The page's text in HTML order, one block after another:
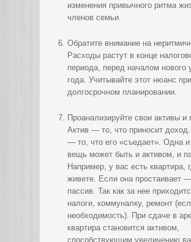
изменения привычного ритма
членов семьи.
Обратите внимание на
Расходы растут в конце
периода, перед началом нового
года. Учитывайте этот нюанс при
долгосрочном планировании.
Проанализируйте свои активы и
Актив — то, что приносит
— то, что его «съедает». Одна
вещь может быть и активом, и
Например, у вас есть квартира,
живете. Если она простаивает
пассив. Так как за нее
налоги, коммуналку, ремонт
необходимость). При сдаче в
квартира становится активом,
способствующим увеличению